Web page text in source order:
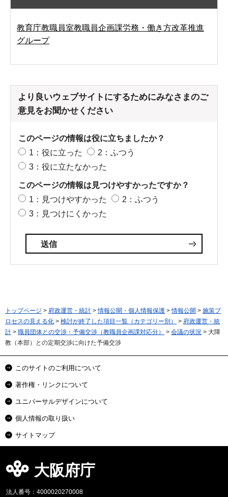
教育庁教職員室教職員企画課労務・働き方改革推進
グループ
より良いウェブサイトにするためにみなさまのご
意見をお聞かせください
このページの情報は役に立ちましたか？
1：役に立った
2：ふつう
3：役に立たなかった
このページの情報は見つけやすかったですか？
1：見つけやすかった
2：ふつう
3：見つけにくかった
トップページ > 府政運営・統計 >情報公開・個人情報保護 >情報公開 > 施策プ
ロセスの見える化 > 検討が終了した項目一覧（カテゴリー別） > 府政運営・統
計 > 職員団体との交渉・予備交渉（教職員企画課対応分） > 会議の状況 > 大障
教（本部）との定期交渉に向けた予備交渉
このサイトのご利用について
著作権・リンクについて
ユニバーサルデザインについて
個人情報の取り扱い
サイトマップ
大阪府庁
法人番号：4000020270008